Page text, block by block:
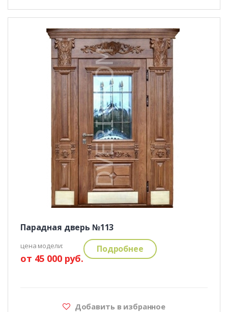
Парадная дверь №113
цена модели:
от 45 000 руб.
Подробнее
Добавить в избранное